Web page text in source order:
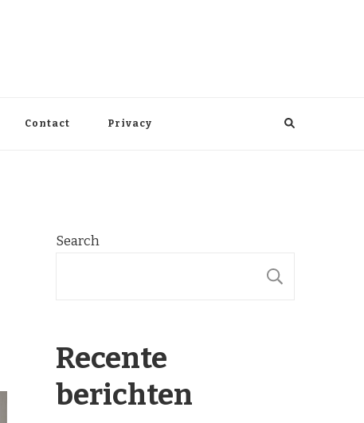
Contact Privacy
Search
Recente
berichten